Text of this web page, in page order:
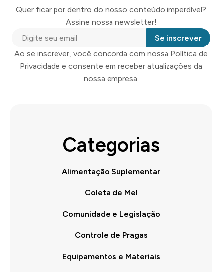
Quer ficar por dentro do nosso conteúdo imperdível?
Assine nossa newsletter!
Se inscrever
Ao se inscrever, você concorda com nossa Política de
Privacidade e consente em receber atualizações da
nossa empresa.
Categorias
Alimentação Suplementar
Coleta de Mel
Comunidade e Legislação
Controle de Pragas
Equipamentos e Materiais